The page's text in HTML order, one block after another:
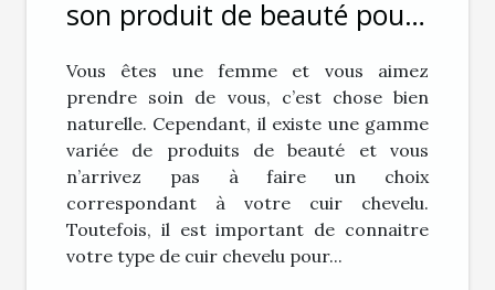
son produit de beauté pour
Vous êtes une femme et vous aimez
prendre soin de vous, c’est chose bien
naturelle. Cependant, il existe une gamme
variée de produits de beauté et vous
n’arrivez pas à faire un choix
correspondant à votre cuir chevelu.
Toutefois, il est important de connaitre
votre type de cuir chevelu pour...